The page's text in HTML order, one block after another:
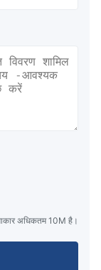
अधिकतम 10M है।